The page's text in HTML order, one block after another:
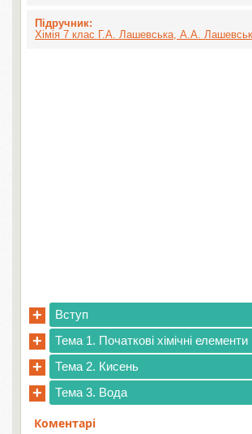
Підручник:
Хімія 7 клас Г.А. Лашевська, А.А.
+ Вступ
+ Тема 1. Початкові хімічні елементи
+ Тема 2. Кисень
+ Тема 3. Вода